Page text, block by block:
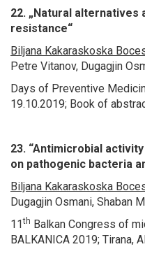
22. „Natural alternatives
resistance“
Biljana Kakaraskoska
Petre Vitanov, Dugagjin
Days of Preventive
19.10.2019; Book of
23. “Antimicrobial
on pathogenic bacteria
Biljana Kakaraskoska
Dugagjin Osmani, Shaban
11th Balkan Congress of
BALKANICA 2019; Tirana,